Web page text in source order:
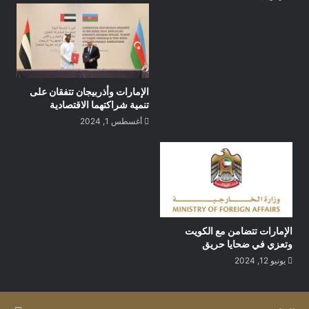
أبوظبي في 25 أكتوبر/ وام / استقبل صاحب السمو الشيخ محمد بن
في كل من الاجتماع الخامس لوزراء الداخلية لدول التحالف الأمني
الدولي، والنسخة السابعة من “الحوار الإستراتيجي” والذي تنظمه
الداخلية وجهاز الشرطة الخليجية. ورحب سموه بضيوف الدولة ـ
الإمارات وأذربيجان تتفقان على
تنمية شراكتهما الاقتصادية
أغسطس 1, 2024
الإمارات تتضامن مع الكويت
وتعزي في ضحايا حريق
يونيو 12, 2024